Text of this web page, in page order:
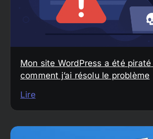
Mon site WordPress a été
comment j’ai résolu le problème
Lire